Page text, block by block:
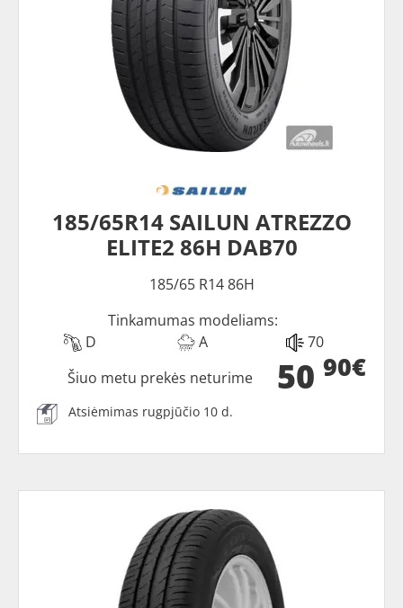
185/65R14 SAILUN ATREZZO
ELITE2 86H DAB70
185/65 R14 86H
Tinkamumas modeliams:
D
A 70
50 90€
Šiuo metu prekės neturime
Atsiėmimas rugpjūčio 10 d.